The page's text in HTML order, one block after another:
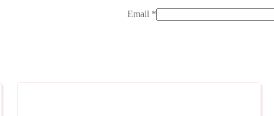
Email *